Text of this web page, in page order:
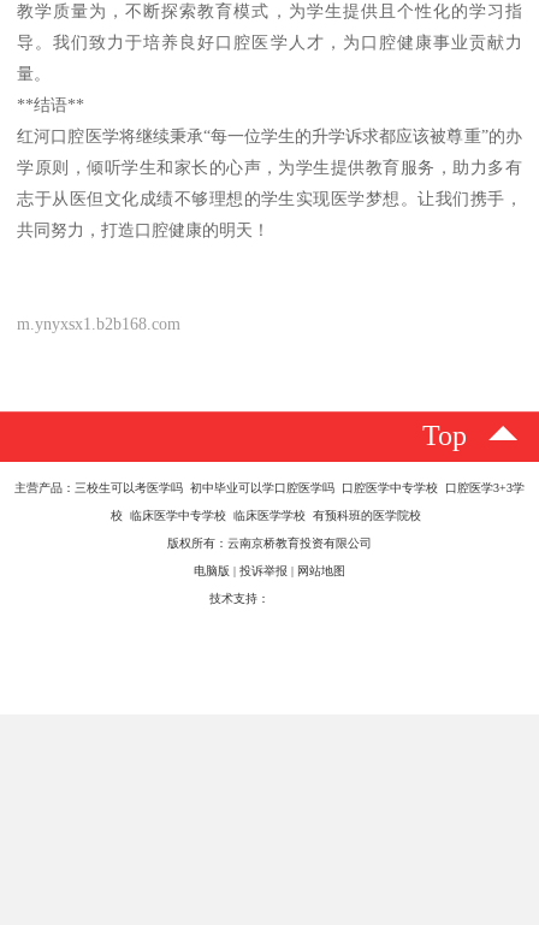
教学质量为，不断探索教育模式，为学生提供且个性化的学习指
导。我们致力于培养良好口腔医学人才，为口腔健康事业贡献力
量。
**结语**
红河口腔医学将继续秉承“每一位学生的升学诉求都应该被尊重”的办
学原则，倾听学生和家长的心声，为学生提供教育服务，助力多有
志于从医但文化成绩不够理想的学生实现医学梦想。让我们携手，
共同努力，打造口腔健康的明天！
m.ynyxsx1.b2b168.com
Top
主营产品：三校生可以考医学吗 初中毕业可以学口腔医学吗 口腔医学中专学校 口腔医学3+3学
校 临床医学中专学校 临床医学学校 有预科班的医学院校
版权所有：云南京桥教育投资有限公司
电脑版 | 投诉举报 | 网站地图
技术支持：